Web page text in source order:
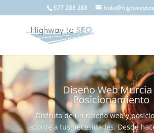
677 288 288
Diseño Web Murcia
Posicionamiento
Disfruta de un diseño web y
acorde a tus necesidades. Desde